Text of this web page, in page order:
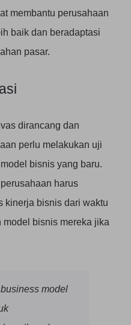
membantu perusahaan
baik dan beradaptasi
pasar.
dirancang dan
perlu melakukan uji
bisnis yang baru.
harus
kinerja bisnis dari waktu
model bisnis mereka jika
model